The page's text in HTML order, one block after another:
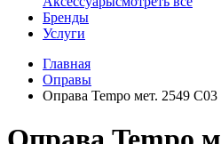
Бренды
Услуги
Главная
Оправы
Оправа Tempo мет. 2549 С03